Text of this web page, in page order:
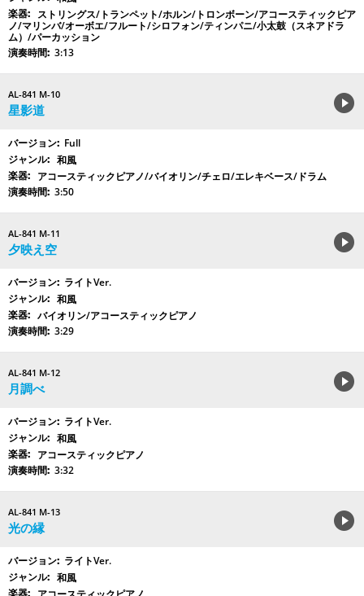
ストリングス/トランペット/ホルン/トロンボーン/アコースティックピア
ノ/マリンバ/オーボエ/フルート/シロフォン/ティンパニ/小太鼓（スネアドラ
ム）/パーカッション
3:13
AL-841 M-10
星影道
Full
和風
アコースティックピアノ/バイオリン/チェロ/エレキベース/ドラム
3:50
AL-841 M-11
夕映え空
ライトVer.
和風
バイオリン/アコースティックピアノ
3:29
AL-841 M-12
月調べ
ライトVer.
和風
アコースティックピアノ
3:32
AL-841 M-13
光の縁
ライトVer.
和風